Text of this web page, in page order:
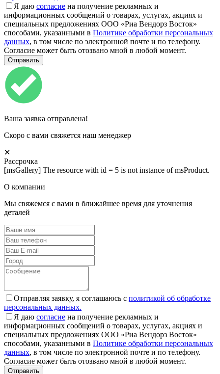
Я даю согласие на получение рекламных и
информационных сообщений о товарах, услугах, акциях и
специальных предложениях ООО «Риа Вендорз Восток»
способами, указанными в Политике обработки персональных
данных, в том числе по электронной почте и по телефону.
Согласие может быть отозвано мной в любой момент.
Ваша заявка отправлена!
Скоро с вами свяжется наш менеджер
✕
Рассрочка
[msGallery] The resource with id = 5 is not instance of msProduct.
О компании
Мы свяжемся с вами в ближайшее время для уточнения
деталей
Отправляя заявку, я соглашаюсь с политикой об обработке
персональных данных.
Я даю согласие на получение рекламных и
информационных сообщений о товарах, услугах, акциях и
специальных предложениях ООО «Риа Вендорз Восток»
способами, указанными в Политике обработки персональных
данных, в том числе по электронной почте и по телефону.
Согласие может быть отозвано мной в любой момент.